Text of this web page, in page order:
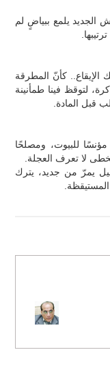
الجديد يلمع ببياضٍ لم
الإيقاع.. كأنّ المطرقة
لتوقظ فينا طمأنينة
قبل المادة.
للبيوت، ومصلحًا
لا تعرف العجلة.
يمرّ من جديد، يترك